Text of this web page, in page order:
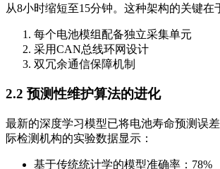
从8小时缩短至15分钟。这种架构的关键在
每个电池模组配备独立采集单元
采用CAN总线环网设计
双冗余通信保障机制
2.2 预测性维护算法的进化
最新的深度学习模型已将电池寿命预测误
际检测机构的实验数据显示：
基于传统统计学的模型准确率：78%